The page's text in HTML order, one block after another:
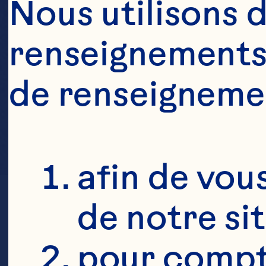
Nous utilisons
de
afin de
de notre
pour